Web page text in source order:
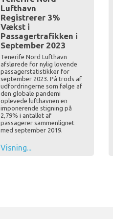
Lufthavn
Registrerer 3%
Vækst i
Passagertrafikken i
September 2023
Tenerife Nord Lufthavn
afslørede for nylig lovende
passagerstatistikker for
september 2023. På trods af
udfordringerne som følge af
den globale pandemi
oplevede lufthavnen en
imponerende stigning på
2,79% i antallet af
passagerer sammenlignet
med september 2019.
Visning...